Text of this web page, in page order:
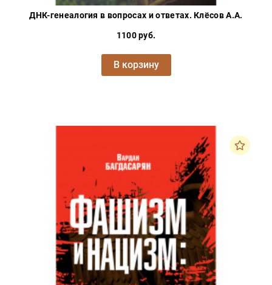
ДНК-генеалогия в вопросах и ответах. Клёсов А.А.
1100 руб.
В корзину